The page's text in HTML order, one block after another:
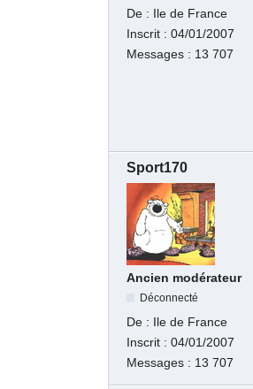
De :
Ile de France
Inscrit :04/01/2007
Messages : 13 707
Sport170
Ancien modérateur
Déconnecté
De : Ile de France
Inscrit :04/01/2007
Messages : 13 707